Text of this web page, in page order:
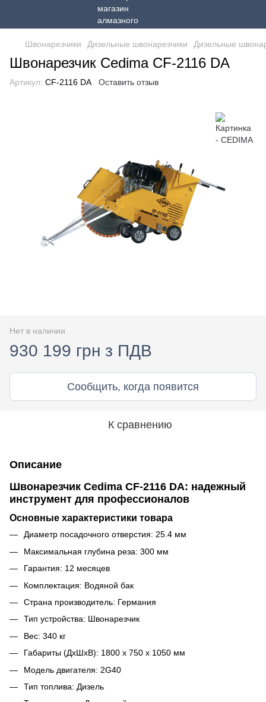
Швонарезчики Дизельные швонарезчики Дизельные
Швонарезчик Cedima CF-2116 DA
Артикул: CF-2116 DA Оставить отзыв
Нет в наличии
930 199 грн з ПДВ
Сообщить, когда появится
К сравнению
Описание
Швонарезчик Cedima CF-2116 DA: надежный
инструмент для профессионалов
Основные характеристики товара
Диаметр посадочного отверстия: 25.4 мм
Максимальная глубина реза: 300 мм
Гарантия: 12 месяцев
Комплектация: Водяной бак
Страна производитель: Германия
Тип устройства: Швонарезчик
Вес: 340 кг
Габариты (ДхШхВ): 1800 х 750 х 1050 мм
Модель двигателя: 2G40
Тип топлива: Дизель